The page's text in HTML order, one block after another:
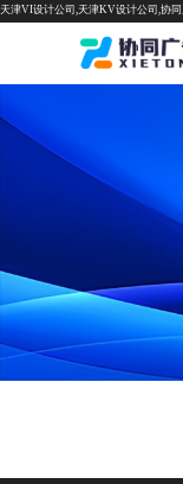
天津VI设计公司,天津KV设计公司,协